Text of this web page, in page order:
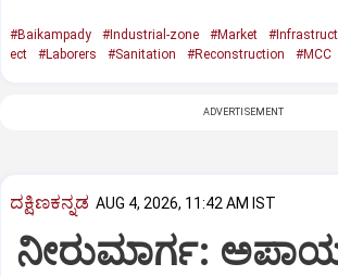
#Baikampady #Industrial-zone #Market
ect
#Laborers #Sanitation #Reconstruction #MCC
ADVERTISEMENT
ದಕ್ಷಿಣಕನ್ನಡ AUG 4, 2026, 11:42 AM IST
ನೀರುಮಾರ್ಗ: